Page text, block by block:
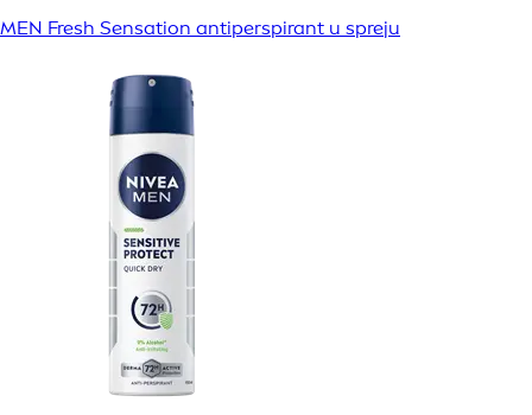
MEN Fresh Sensation antiperspirant u spreju